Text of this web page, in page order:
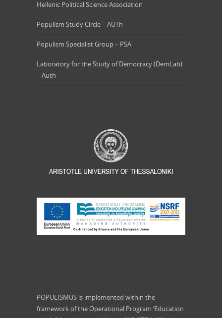
Hellenic Political Science Association
Populism Study Circle – AUTh
Populism Specialist Group – PSA
Laboratory for the Study of Democracy (DemLab)
– Auth
POPULISMUS is implemented within the
framework of the Operational Program ‘Education